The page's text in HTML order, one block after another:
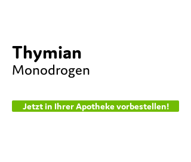
Thymian
Monodrogen
Jetzt in Ihrer Apotheke vorbestellen!